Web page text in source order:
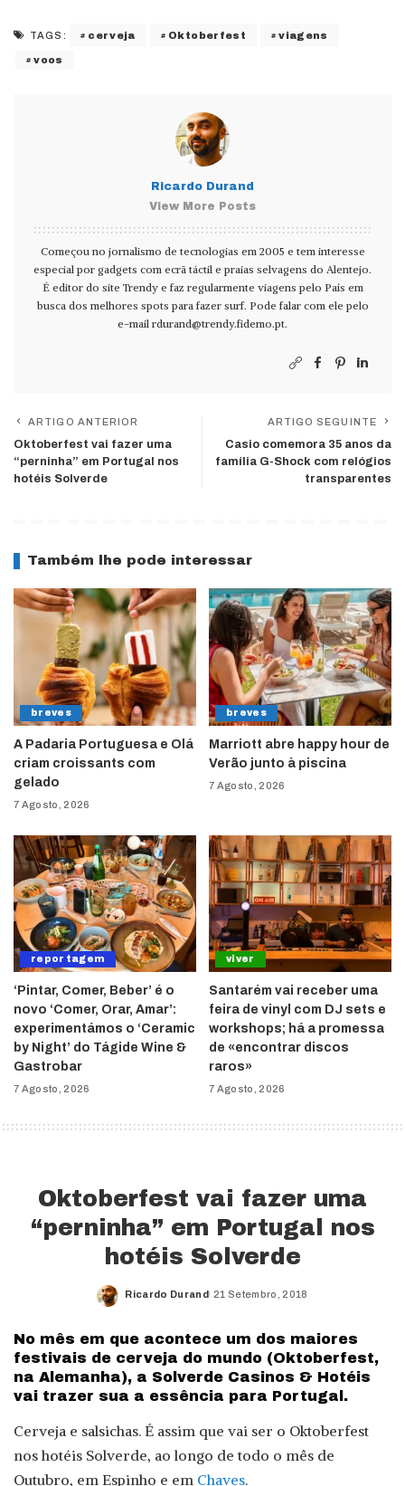
TAGS: cerveja Oktoberfest viagens
voos
Ricardo Durand
View More Posts
Começou no jornalismo de tecnologias em 2005 e tem interesse
especial por gadgets com ecrã táctil e praias selvagens do Alentejo.
É editor do site Trendy e faz regularmente viagens pelo País em
busca dos melhores spots para fazer surf. Pode falar com ele pelo
e-mail rdurand@trendy.fidemo.pt.
ARTIGO ANTERIOR
Oktoberfest vai fazer uma
“perninha” em Portugal nos
hotéis Solverde
ARTIGO SEGUINTE
Casio comemora 35 anos da
família G-Shock com relógios
transparentes
Também lhe pode interessar
breves
A Padaria Portuguesa e Olá
criam croissants com
gelado
7 Agosto, 2026
breves
Marriott abre happy hour de
Verão junto à piscina
7 Agosto, 2026
reportagem
‘Pintar, Comer, Beber’ é o
novo ‘Comer, Orar, Amar’:
experimentámos o ‘Ceramic
by Night’ do Tágide Wine &
Gastrobar
7 Agosto, 2026
viver
Santarém vai receber uma
feira de vinyl com DJ sets e
workshops; há a promessa
de «encontrar discos
raros»
7 Agosto, 2026
Oktoberfest vai fazer uma
“perninha” em Portugal nos
hotéis Solverde
Posted
Ricardo Durand 21 Setembro, 2018
No mês em que acontece um dos maiores
festivais de cerveja do mundo (Oktoberfest,
na Alemanha), a Solverde Casinos & Hotéis
vai trazer sua a essência para Portugal.
Cerveja e salsichas. É assim que vai ser o Oktoberfest
nos hotéis Solverde, ao longo de todo o mês de
Outubro, em Espinho e em Chaves.